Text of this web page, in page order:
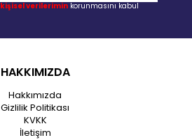
kişisel verilerimin korunmasını kabul
HAKKIMIZDA
Hakkımızda
Gizlilik Politikası
KVKK
İletişim